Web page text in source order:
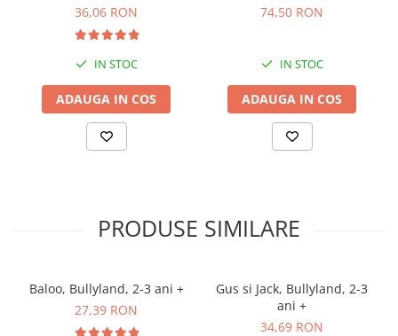
36,06 RON
IN STOC
ADAUGA IN COS
74,50 RON
IN STOC
ADAUGA IN COS
PRODUSE SIMILARE
Baloo, Bullyland, 2-3 ani +
27,39 RON
Gus si Jack, Bullyland, 2-3
ani +
34,69 RON